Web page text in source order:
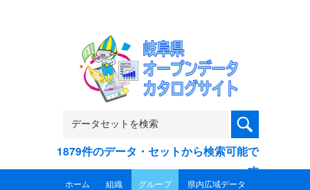
1879件のデータ・セットから検索可能で
す
ホーム 組織 グループ 県内広域データ